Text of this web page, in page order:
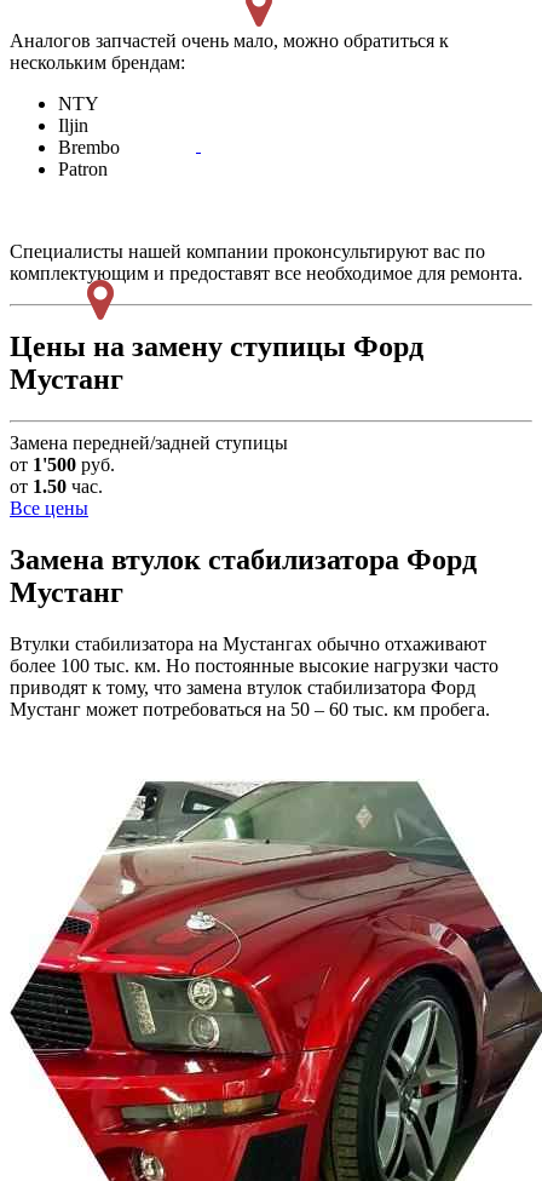
Аналогов запчастей очень мало, можно обратиться к
нескольким брендам:
NTY
Iljin
Brembo
Patron
Специалисты нашей компании проконсультируют вас по
комплектующим и предоставят все необходимое для ремонта.
Цены на замену ступицы Форд
Мустанг
Замена передней/задней ступицы
от 1'500 руб.
от 1.50 час.
Все цены
Замена втулок стабилизатора Форд
Мустанг
Втулки стабилизатора на Мустангах обычно отхаживают
более 100 тыс. км. Но постоянные высокие нагрузки часто
приводят к тому, что замена втулок стабилизатора Форд
Мустанг может потребоваться на 50 – 60 тыс. км пробега.